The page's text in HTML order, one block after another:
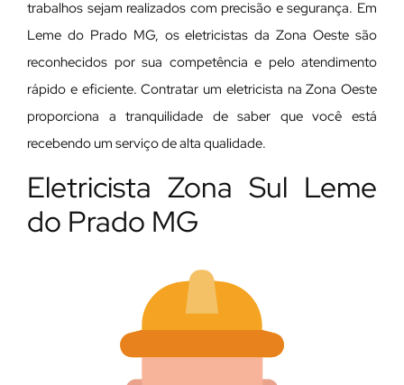
trabalhos sejam realizados com precisão e segurança. Em
Leme do Prado MG, os eletricistas da Zona Oeste são
reconhecidos por sua competência e pelo atendimento
rápido e eficiente. Contratar um eletricista na Zona Oeste
proporciona a tranquilidade de saber que você está
recebendo um serviço de alta qualidade.
Eletricista Zona Sul Leme
do Prado MG